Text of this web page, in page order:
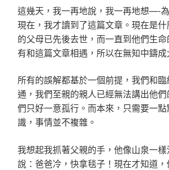
這幾天，我一再地說，我一再地想—-
現在，我才讀到了這篇文章。現在是
的父母已先後去世，而一直到他們生
有和這篇文章相遇，所以在無知中鑄成
所有的誤解都基於一個前提，我們和
通，我們至親的親人已經無法講出他
們只好一意孤行。而本來，只需要一
識，事情並不複雜。
我想起我抓著父親的手，他像山泉一
說：爸爸冷，快拿毯子！現在才知道